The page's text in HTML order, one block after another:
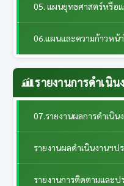
05. แผนยุทธศาสตร์หรื
06.แผนและความก้าวหน้
รายงานการดำเนิน
07.รายงานผลการดำเนิน
รายงานผลดำเนินงานฯป
รายงานการติดตามและป